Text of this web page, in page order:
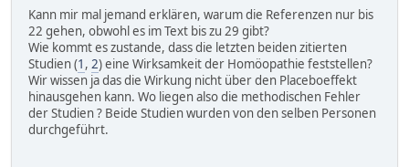
Kann mir mal jemand erklären, warum die Referenzen nur bis
22 gehen, obwohl es im Text bis zu 29 gibt?
Wie kommt es zustande, dass die letzten beiden zitierten
Studien (1 , 2) eine Wirksamkeit der Homöopathie feststellen?
Wir wissen ja das die Wirkung nicht über den Placeboeffekt
hinausgehen kann. Wo liegen also die methodischen Fehler
der Studien ? Beide Studien wurden von den selben Personen
durchgeführt.